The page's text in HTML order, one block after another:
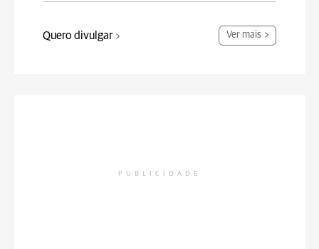
Quero divulgar Ver mais
PUBLICIDADE